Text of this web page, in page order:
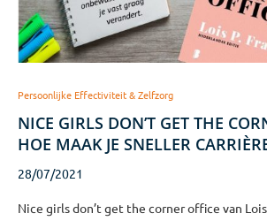
Persoonlijke Effectiviteit & Zelfzorg
NICE GIRLS DON’T GET THE
HOE MAAK JE SNELLER
28/07/2021
Nice girls don’t get the corner office van